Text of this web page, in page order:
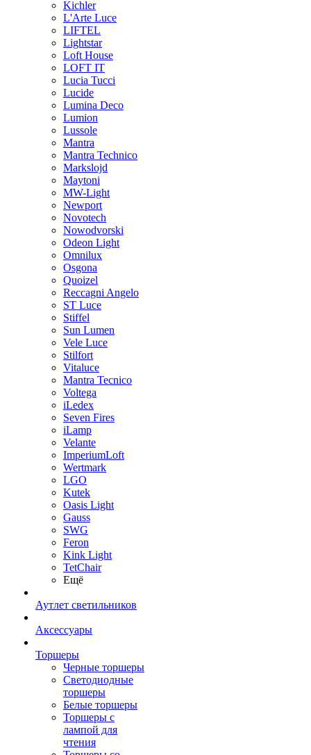
Kichler
L'Arte Luce
LIFTEL
Lightstar
Loft House
LOFT IT
Lucia Tucci
Lucide
Lumina Deco
Lumion
Lussole
Mantra
Mantra Technico
Markslojd
Maytoni
MW-Light
Newport
Novotech
Nowodvorski
Odeon Light
Omnilux
Osgona
Quoizel
Reccagni Angelo
ST Luce
Stiffel
Sun Lumen
Vele Luce
Stilfort
Vitaluce
Mantra Tecnico
Voltega
iLedex
Seven Fires
iLamp
Velante
ImperiumLoft
Wertmark
LGO
Kutek
Oasis Light
Gauss
SWG
Feron
Kink Light
TetСhair
Ещё
Аутлет светильников
Аксессуары
Торшеры
Черные торшеры
Светодиодные
торшеры
Белые торшеры
Торшеры с
лампой для
чтения